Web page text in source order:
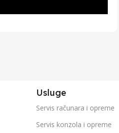
Usluge
Servis računara i opreme
Servis konzola i opreme